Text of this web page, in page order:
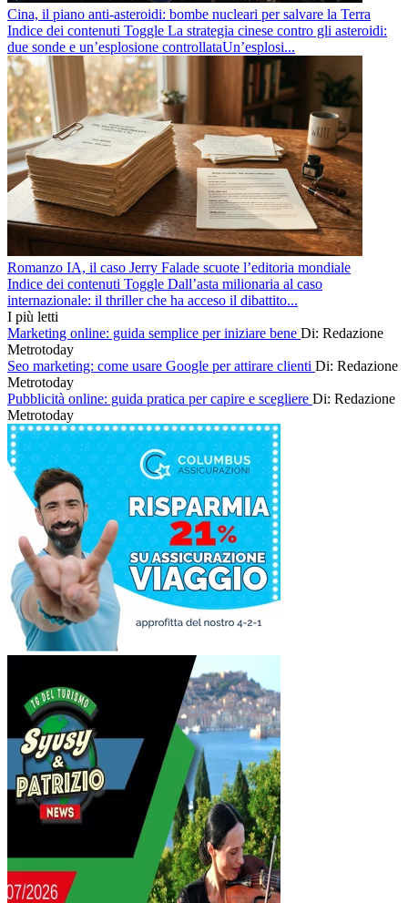
Cina, il piano anti-asteroidi: bombe nucleari per salvare la Terra
Indice dei contenuti Toggle La strategia cinese contro gli asteroidi:
due sonde e un’esplosione controllataUn’esplosi...
Romanzo IA, il caso Jerry Falade scuote l’editoria mondiale
Indice dei contenuti Toggle Dall’asta milionaria al caso
internazionale: il thriller che ha acceso il dibattito...
I più letti
Marketing online: guida semplice per iniziare bene Di: Redazione
Metrotoday
Seo marketing: come usare Google per attirare clienti Di: Redazione
Metrotoday
Pubblicità online: guida pratica per capire e scegliere Di: Redazione
Metrotoday